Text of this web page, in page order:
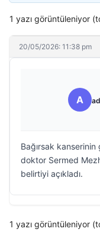
1 yazı görüntüleniyor
20/05/2026: 11:38 pm
A
Bağırsak
doktor Sermed
belirtiyi açıkladı.
1 yazı görüntüleniyor